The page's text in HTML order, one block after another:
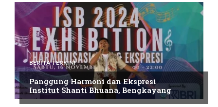
BERITA TERKINI
Panggung Harmoni dan Ekspresi
Institut Shanti Bhuana, Bengkayang